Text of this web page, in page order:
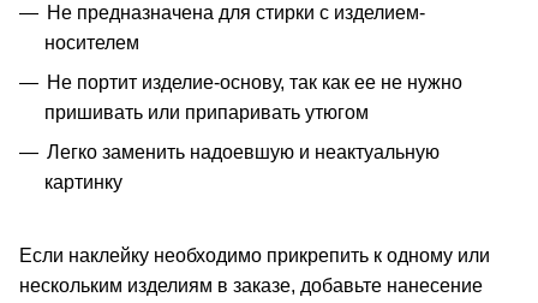
Не предназначена для стирки с изделием-
носителем
Не портит изделие-основу, так как ее не нужно
пришивать или припаривать утюгом
Легко заменить надоевшую и неактуальную
картинку
Если наклейку необходимо прикрепить к одному или
нескольким изделиям в заказе, добавьте нанесение